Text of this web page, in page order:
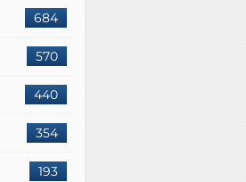
684
570
440
354
193